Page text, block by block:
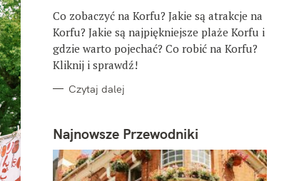
I
E
Co zobaczyć na Korfu? Jakie są atrakcje na
Korfu? Jakie są najpiękniejsze plaże Korfu i
gdzie warto pojechać? Co robić na Korfu?
Kliknij i sprawdź!
Czytaj dalej
Najnowsze Przewodniki